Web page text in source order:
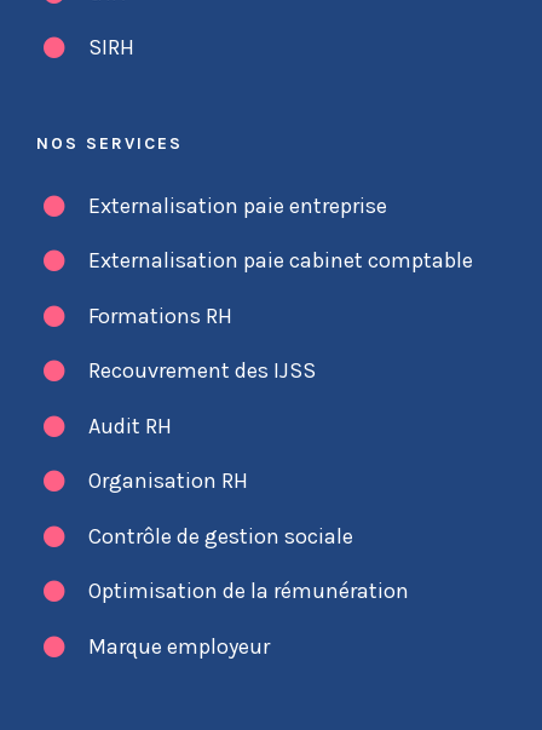
SIRH
NOS SERVICES
Externalisation paie entreprise
Externalisation paie cabinet comptable
Formations RH
Recouvrement des IJSS
Audit RH
Organisation RH
Contrôle de gestion sociale
Optimisation de la rémunération
Marque employeur